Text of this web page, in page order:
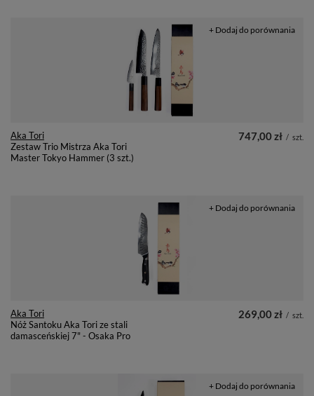
Aka Tori
Zestaw Trio Mistrza Aka Tori
Master Tokyo Hammer (3 szt.)
747,00 zł / szt.
+ Dodaj do porównania
Aka Tori
Nóż Santoku Aka Tori ze stali
damasceńskiej 7" - Osaka Pro
269,00 zł / szt.
+ Dodaj do porównania
+ Dodaj do porównania